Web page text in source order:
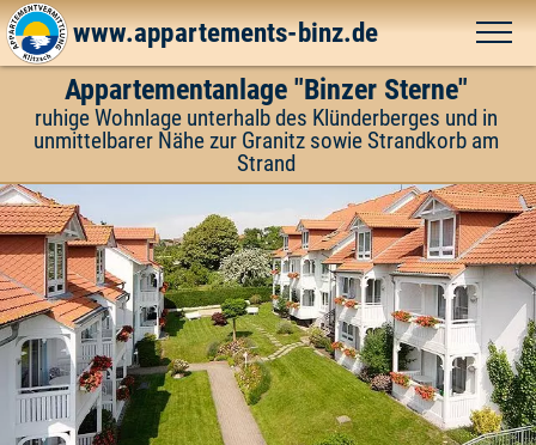
www.appartements-binz.de
Appartementanlage "Binzer Sterne"
ruhige Wohnlage unterhalb des Klünderberges und in
unmittelbarer Nähe zur Granitz sowie Strandkorb am
Strand